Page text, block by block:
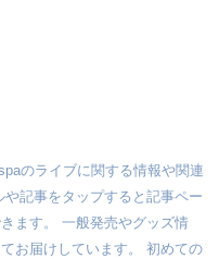
のライブに関する情報や関連
記事をタップすると記事ペー
ます。 一般発売やグッズ情
お届けしています。 初めての